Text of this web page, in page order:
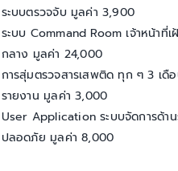
ระบบตรวจจับ มูลค่า 3,900
ระบบ Command Room เจ้าหน้าที่เ
กลาง มูลค่า 24,000
การสุ่มตรวจสารเสพติด ทุก ๆ 3 เดื
รายงาน มูลค่า 3,000
User Application ระบบจัดการด้าน
ปลอดภัย มูลค่า 8,000